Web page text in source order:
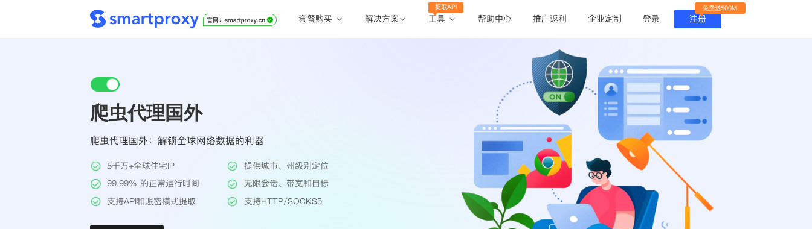
套餐购买 解决方案 工具
提取API
帮助中心 推广返利 企业定制 登录 注册
免费送500M
爬虫代理国外
爬虫代理国外：解锁全球网络数据的利器
5千万+全球住宅IP
提供城市、州级别定位
99.99% 的正常运行时间
无限会话、带宽和目标
支持API和账密模式提取
支持HTTP/SOCKS5